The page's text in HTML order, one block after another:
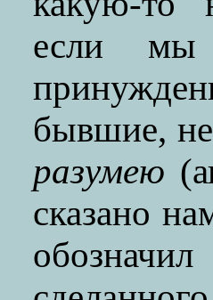
если мы
бывшие,
разумею
сказано